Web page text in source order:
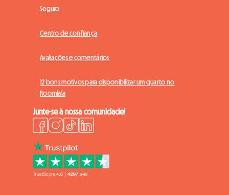
Seguro
Centro de confiança
Avaliações e comentários
12 bons motivos para disponibilizar um quarto no
Roomlala
Junte-se à nossa comunidade!